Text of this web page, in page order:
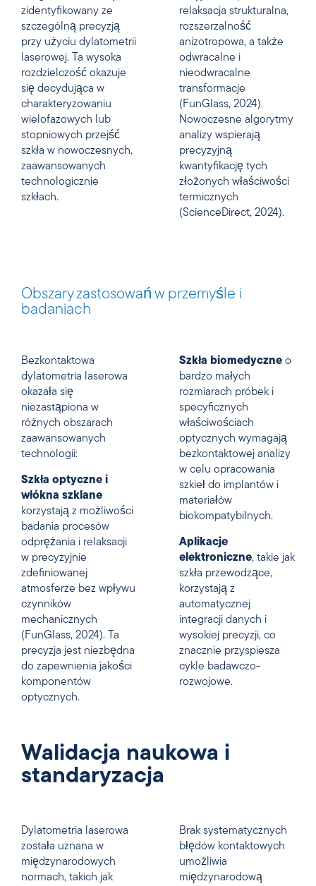
zidentyfikowany ze
szczególną precyzją
przy użyciu dylatometrii
laserowej. Ta wysoka
rozdzielczość okazuje
się decydująca w
charakteryzowaniu
wielofazowych lub
stopniowych przejść
szkła w nowoczesnych,
zaawansowanych
technologicznie
szkłach.
relaksacja strukturalna,
rozszerzalność
anizotropowa, a także
odwracalne i
nieodwracalne
transformacje
(FunGlass, 2024).
Nowoczesne algorytmy
analizy wspierają
precyzyjną
kwantyfikację tych
złożonych właściwości
termicznych
(ScienceDirect, 2024).
Obszary zastosowań w przemyśle i
badaniach
Bezkontaktowa
dylatometria laserowa
okazała się
niezastąpiona w
różnych obszarach
zaawansowanych
technologii:
Szkła optyczne i
włókna szklane
korzystają z możliwości
badania procesów
odprężania i relaksacji
w precyzyjnie
zdefiniowanej
atmosferze bez wpływu
czynników
mechanicznych
(FunGlass, 2024). Ta
precyzja jest niezbędna
do zapewnienia jakości
komponentów
optycznych.
Szkła biomedyczne o
bardzo małych
rozmiarach próbek i
specyficznych
właściwościach
optycznych wymagają
bezkontaktowej analizy
w celu opracowania
szkieł do implantów i
materiałów
biokompatybilnych.
Aplikacje
elektroniczne, takie jak
szkła przewodzące,
korzystają z
automatycznej
integracji danych i
wysokiej precyzji, co
znacznie przyspiesza
cykle badawczo-
rozwojowe.
Walidacja naukowa i
standaryzacja
Dylatometria laserowa
została uznana w
międzynarodowych
normach, takich jak
Brak systematycznych
błędów kontaktowych
umożliwia
międzynarodową